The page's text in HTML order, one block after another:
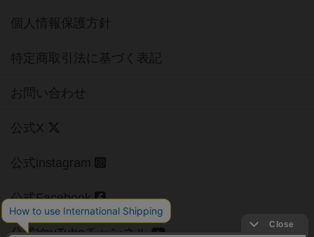
個人情報保護方針
特定商取引法に基づく表記
お問い合わせ
公式X
公式instagram
公式Facebook
公式YouTubeチャンネル